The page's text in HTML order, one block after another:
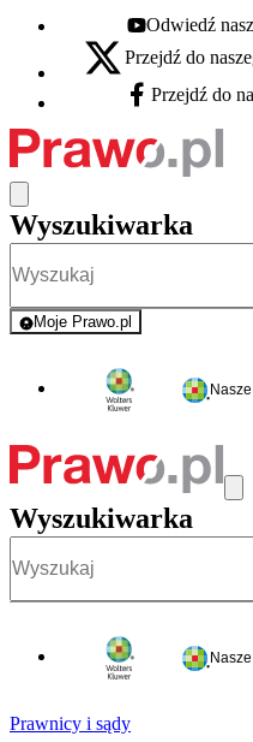
Youtube - otwiera się
Odwiedź
X - otwiera się w nowej karcie
Przejdź do
Facebook - otwiera
Przejdź do
Wyszukiwarka
Moje Prawo.pl
- rejestracja i logowanie
Wyszukiwarka
Prawnicy i sądy